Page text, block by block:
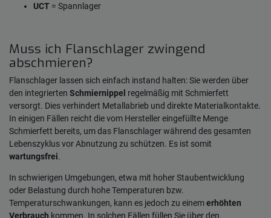
UCT = Spannlager
Muss ich Flanschlager zwingend
abschmieren?
Flanschlager lassen sich einfach instand halten: Sie werden über
den integrierten Schmiernippel regelmäßig mit Schmierfett
versorgt. Dies verhindert Metallabrieb und direkte Materialkontakte.
In einigen Fällen reicht die vom Hersteller eingefüllte Menge
Schmierfett bereits, um das Flanschlager während des gesamten
Lebenszyklus vor Abnutzung zu schützen. Es ist somit
wartungsfrei.
In schwierigen Umgebungen, etwa mit hoher Staubentwicklung
oder Belastung durch hohe Temperaturen bzw.
Temperaturschwankungen, kann es jedoch zu einemerhöhten
Verbrauch kommen. In solchen Fällen füllen Sie über den